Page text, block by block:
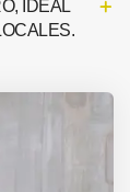
IDEAL